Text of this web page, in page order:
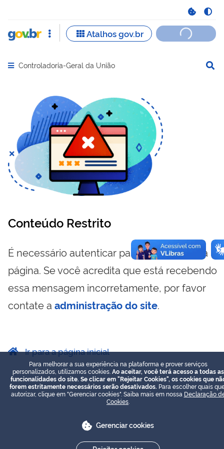
Abrir menu principal de navegação
Controladoria-Geral da União
Conteúdo Restrito
É necessário autenticar para visualizar essa
página. Se você acredita que está recebendo
essa mensagem incorretamente, por favor
contate a administração do site.
Ir para a página inicial
Para melhorar a sua experiência na plataforma e prover serviços
personalizados, utilizamos cookies. Ao aceitar, você terá acesso a todas as
funcionalidades do site. Se clicar em "Rejeitar Cookies", os cookies que
forem estritamente necessários serão desativados. Para escolher quais
autorizar, clique em "Gerenciar cookies". Saiba mais em nossa Declaração
Cookies
Gerenciar cookies